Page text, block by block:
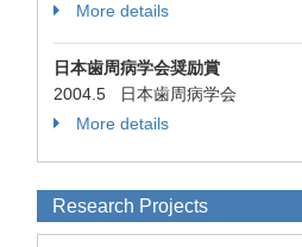
More details
日本歯周病学会奨励賞
2004.5 日本歯周病学会
More details
Research Projects